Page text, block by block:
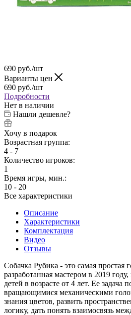
690 руб./шт
Варианты цен
690 руб./шт
Подробности
Нет в наличии
Нашли дешевле?
Хочу в подарок
Возрастная группа:
4 - 7
Количество игроков:
1
Время игры, мин.:
10 - 20
Все характеристики
Описание
Характеристики
Комплектация
Видео
Отзывы
Собачка Рубика - это самая простая
разработанная мастером в 2019
детей в возрасте от 4 лет. Ее
вращающимися механическими
знания цветов, развить
логику, дать понять взаимосвязь